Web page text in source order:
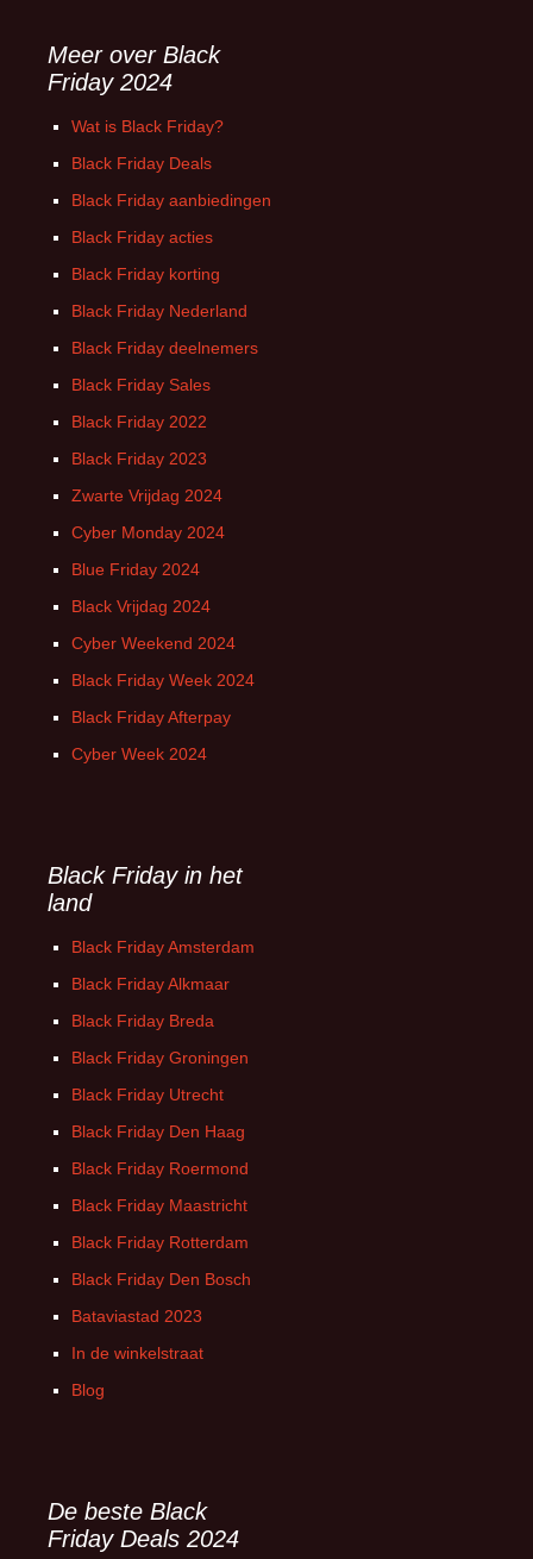
Meer over Black
Friday 2024
Wat is Black Friday?
Black Friday Deals
Black Friday aanbiedingen
Black Friday acties
Black Friday korting
Black Friday Nederland
Black Friday deelnemers
Black Friday Sales
Black Friday 2022
Black Friday 2023
Zwarte Vrijdag 2024
Cyber Monday 2024
Blue Friday 2024
Black Vrijdag 2024
Cyber Weekend 2024
Black Friday Week 2024
Black Friday Afterpay
Cyber Week 2024
Black Friday in het
land
Black Friday Amsterdam
Black Friday Alkmaar
Black Friday Breda
Black Friday Groningen
Black Friday Utrecht
Black Friday Den Haag
Black Friday Roermond
Black Friday Maastricht
Black Friday Rotterdam
Black Friday Den Bosch
Bataviastad 2023
In de winkelstraat
Blog
De beste Black
Friday Deals 2024